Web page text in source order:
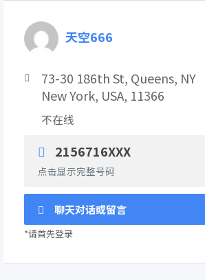
天空666
73-30 186th St, Queens, NY
New York, USA, 11366
不在线
2156716XXX
点击显示完整号码
聊天对话或留言
*请首先登录